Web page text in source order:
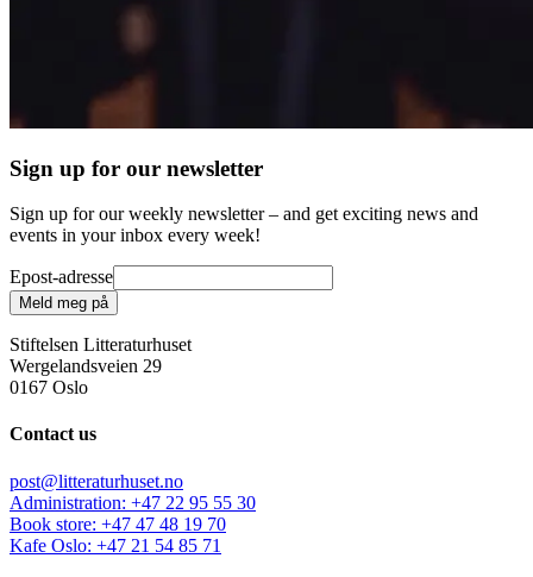
Sign up for our newsletter
Sign up for our weekly newsletter – and get exciting news and
events in your inbox every week!
Epost-adresse
Meld meg på
Stiftelsen Litteraturhuset
Wergelandsveien 29
0167 Oslo
Contact us
post@litteraturhuset.no
Administration: +47 22 95 55 30
Book store: +47 47 48 19 70
Kafe Oslo: +47 21 54 85 71